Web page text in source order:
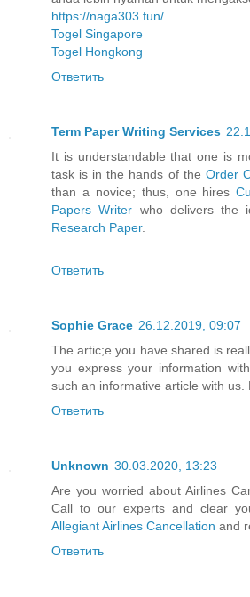
https://naga303.fun/
Togel Singapore
Togel Hongkong
Ответить
Term Paper Writing Services
It is understandable that one is
task is in the hands of the Order
than a novice; thus, one hires
Papers Writer who delivers the
Research Paper.
Ответить
Sophie Grace 26.12.2019, 09:07
The artic;e you have shared is
you express your information
such an informative article with us.
Ответить
Unknown 30.03.2020, 13:23
Are you worried about Airlines
Call to our experts and clear
Allegiant Airlines Cancellation and
Ответить